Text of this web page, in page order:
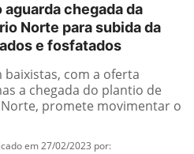
chegada da
Norte para subida da
e fosfatados
com a oferta
a chegada do plantio de
promete movimentar o
em 27/02/2023 por: